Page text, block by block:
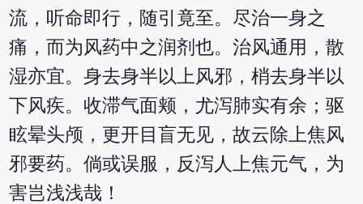
流，听命即行，随引竟至。尽治一身之
痛，而为风药中之润剂也。治风通用，散
湿亦宜。身去身半以上风邪，梢去身半以
下风疾。收滞气面颊，尤泻肺实有余；驱
眩晕头颅，更开目盲无见，故云除上焦风
邪要药。倘或误服，反泻人上焦元气，为
害岂浅浅哉！